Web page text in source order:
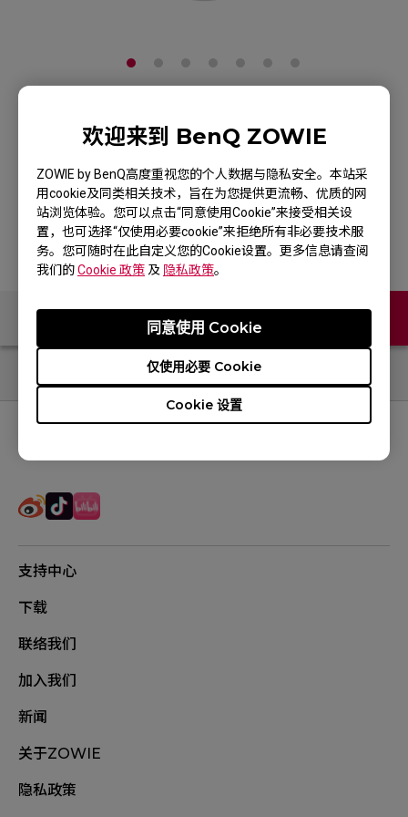
欢迎来到 BenQ ZOWIE
ZOWIE by BenQ高度重视您的个人数据与隐私安全。本站采
用cookie及同类相关技术，旨在为您提供更流畅、优质的网
站浏览体验。您可以点击“同意使用Cookie”来接受相关设
置，也可选择“仅使用必要cookie”来拒绝所有非必要技术服
务。您可随时在此自定义您的Cookie设置。更多信息请查阅
我们的Cookie 政策 及 隐私政策。
Cookie 设置
仅使用必要 Cookie
同意使用 Cookie
ZOWIE U2-DW 白色特
别版 4K无线电竞鼠标
产品页
追踪我们
支持中心
下载
联络我们
加入我们
新闻
关于ZOWIE
隐私政策